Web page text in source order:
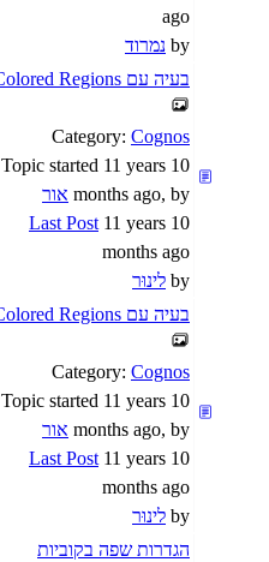
ago
by נמרוד
בעיה עם Colored Regions
Category: Cognos
Topic started 11 years 10
months ago, by אור
Last Post 11 years 10
months ago
by לינוּר
בעיה עם Colored Regions
Category: Cognos
Topic started 11 years 10
months ago, by אור
Last Post 11 years 10
months ago
by לינוּר
הגדרות שפה בקוביות